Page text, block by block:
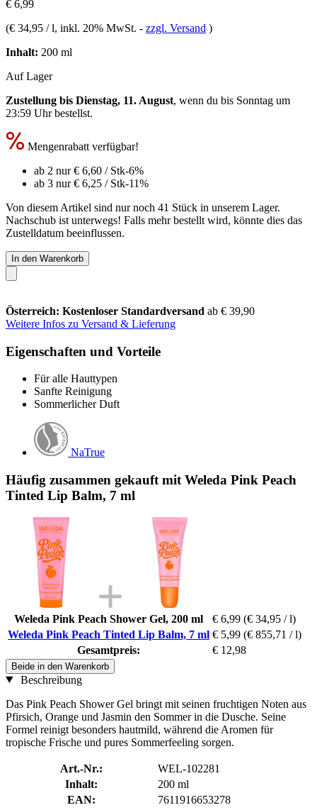
€ 6,99
(€ 34,95 / l, inkl. 20% MwSt. - zzgl. Versand )
Inhalt: 200 ml
Auf Lager
Zustellung bis Dienstag, 11. August, wenn du bis Sonntag um
23:59 Uhrbestellst.
Mengenrabatt verfügbar!
ab 2 nur€ 6,60 / Stk-6%
ab 3 nur€ 6,25 / Stk-11%
Von diesem Artikel sind nur noch 41 Stück in unserem Lager.
Nachschub ist unterwegs! Falls mehr bestellt wird, könnte dies das
Zustelldatum beeinflussen.
In den Warenkorb
Österreich: Kostenloser Standardversand ab € 39,90
Weitere Infos zu Versand & Lieferung
Eigenschaften und Vorteile
Für alle Hauttypen
Sanfte Reinigung
Sommerlicher Duft
NaTrue
Häufig zusammen gekauft mit Weleda Pink Peach
Tinted Lip Balm, 7 ml
Weleda Pink Peach Shower Gel, 200 ml € 6,99 (€ 34,95 / l)
Weleda Pink Peach Tinted Lip Balm, 7 ml € 5,99 (€ 855,71 / l)
Gesamtpreis:
€ 12,98
Beide in den Warenkorb
Beschreibung
Das Pink Peach Shower Gel bringt mit seinen fruchtigen Noten aus
Pfirsich, Orange und Jasmin den Sommer in die Dusche. Seine
Formel reinigt besonders hautmild, während die Aromen für
tropische Frische und pures Sommerfeeling sorgen.
Art.-Nr.:
WEL-102281
Inhalt:
200 ml
EAN:
7611916653278